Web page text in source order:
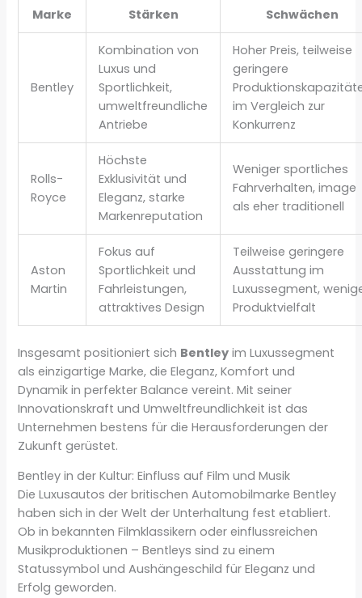
Marke Stärken Schwächen
Bentley
Kombination von
Luxus und
Sportlichkeit,
umweltfreundliche
Antriebe
Hoher Preis, teilweise
geringere
im Vergleich zur
Konkurrenz
Rolls-
Royce
Höchste
Exklusivität und
Eleganz, starke
Markenreputation
Weniger sportliches
Fahrverhalten, image
als eher traditionell
Aston
Martin
Fokus auf
Sportlichkeit und
Fahrleistungen,
attraktives Design
Teilweise geringere
Ausstattung im
Luxussegment,
Produktvielfalt
Insgesamt positioniert sich Bentley im Luxussegment
als einzigartige Marke, die Eleganz, Komfort und
Dynamik in perfekter Balance vereint. Mit seiner
Innovationskraft und Umweltfreundlichkeit ist das
Unternehmen bestens für die Herausforderungen der
Zukunft gerüstet.
Bentley in der Kultur: Einfluss auf Film und Musik
Die Luxusautos der britischen Automobilmarke Bentley
haben sich in der Welt der Unterhaltung fest etabliert.
Ob in bekannten Filmklassikern oder einflussreichen
Musikproduktionen – Bentleys sind zu einem
Statussymbol und Aushängeschild für Eleganz und
Erfolg geworden.